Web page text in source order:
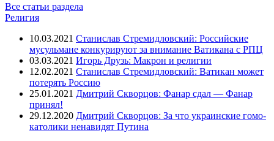
Все статьи раздела
Религия
10.03.2021 Станислав Стремидловский: Российские
мусульмане конкурируют за внимание Ватикана с РПЦ
03.03.2021 Игорь Друзь: Макрон и религии
12.02.2021 Станислав Стремидловский: Ватикан может
потерять Россию
25.01.2021 Дмитрий Скворцов: Фанар сдал — Фанар
принял!
29.12.2020 Дмитрий Скворцов: За что украинские гомо-
католики ненавидят Путина